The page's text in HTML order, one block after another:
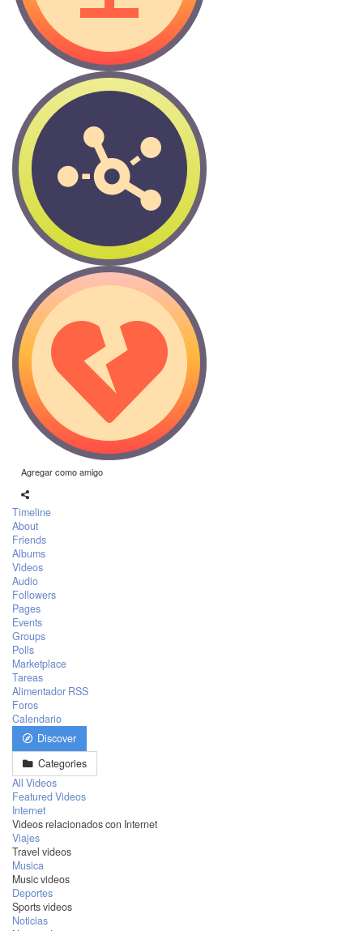
Agregar como amigo
Timeline
About
Friends
Albums
Videos
Audio
Followers
Pages
Events
Groups
Polls
Marketplace
Tareas
Alimentador RSS
Foros
Calendario
Discover
Categories
All Videos
Featured Videos
Internet
Videos relacionados con Internet
Viajes
Travel videos
Musica
Music videos
Deportes
Sports videos
Noticias